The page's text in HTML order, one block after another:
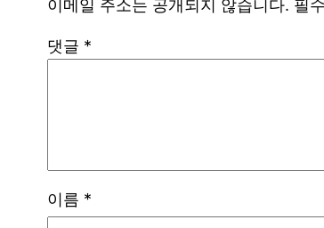
이메일 주소는 공개되지 않습니다. 필
댓글 *
이름 *